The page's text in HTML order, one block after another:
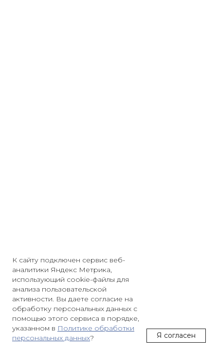
Задайте ваш вопрос
К сайту подключен сервис веб-
аналитики Яндекс Метрика,
использующий cookie-файлы для
анализа пользовательской
активности. Вы даете согласие на
обработку персональных данных с
помощью этого сервиса в порядке,
указанном в Политике обработки
персональных данных? Я согласен